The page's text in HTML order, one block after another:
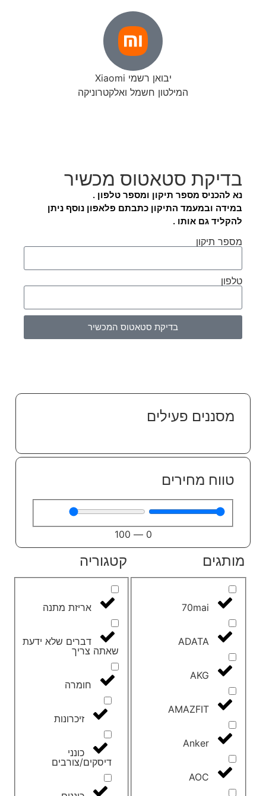
יבואן רשמי Xiaomi
המילטון חשמל ואלקטרוניקה
בדיקת סטאטוס מכשיר
נא להכניס מספר תיקון ומספר טלפון .
במידה ובמעמד התיקון כתבתם פלאפון נוסף ניתן
להקליד גם אותו .
מספר תיקון
טלפון
בדיקת סטאטוס המכשיר
מסננים פעילים
טווח מחירים
0
—
100
מותגים
70mai
ADATA
AKG
AMAZFIT
Anker
AOC
קטגוריה
אריזת מתנה
דברים שלא ידעת
שאתה צריך
חומרה
זיכרונות
כונני
דיסקים/צורבים